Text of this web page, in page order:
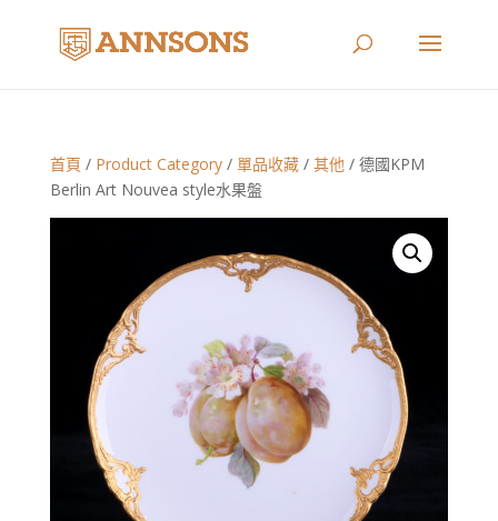
首頁 / Product Category/ 單品收藏/ 其他/ 德國KPM
Berlin Art Nouvea style水果盤